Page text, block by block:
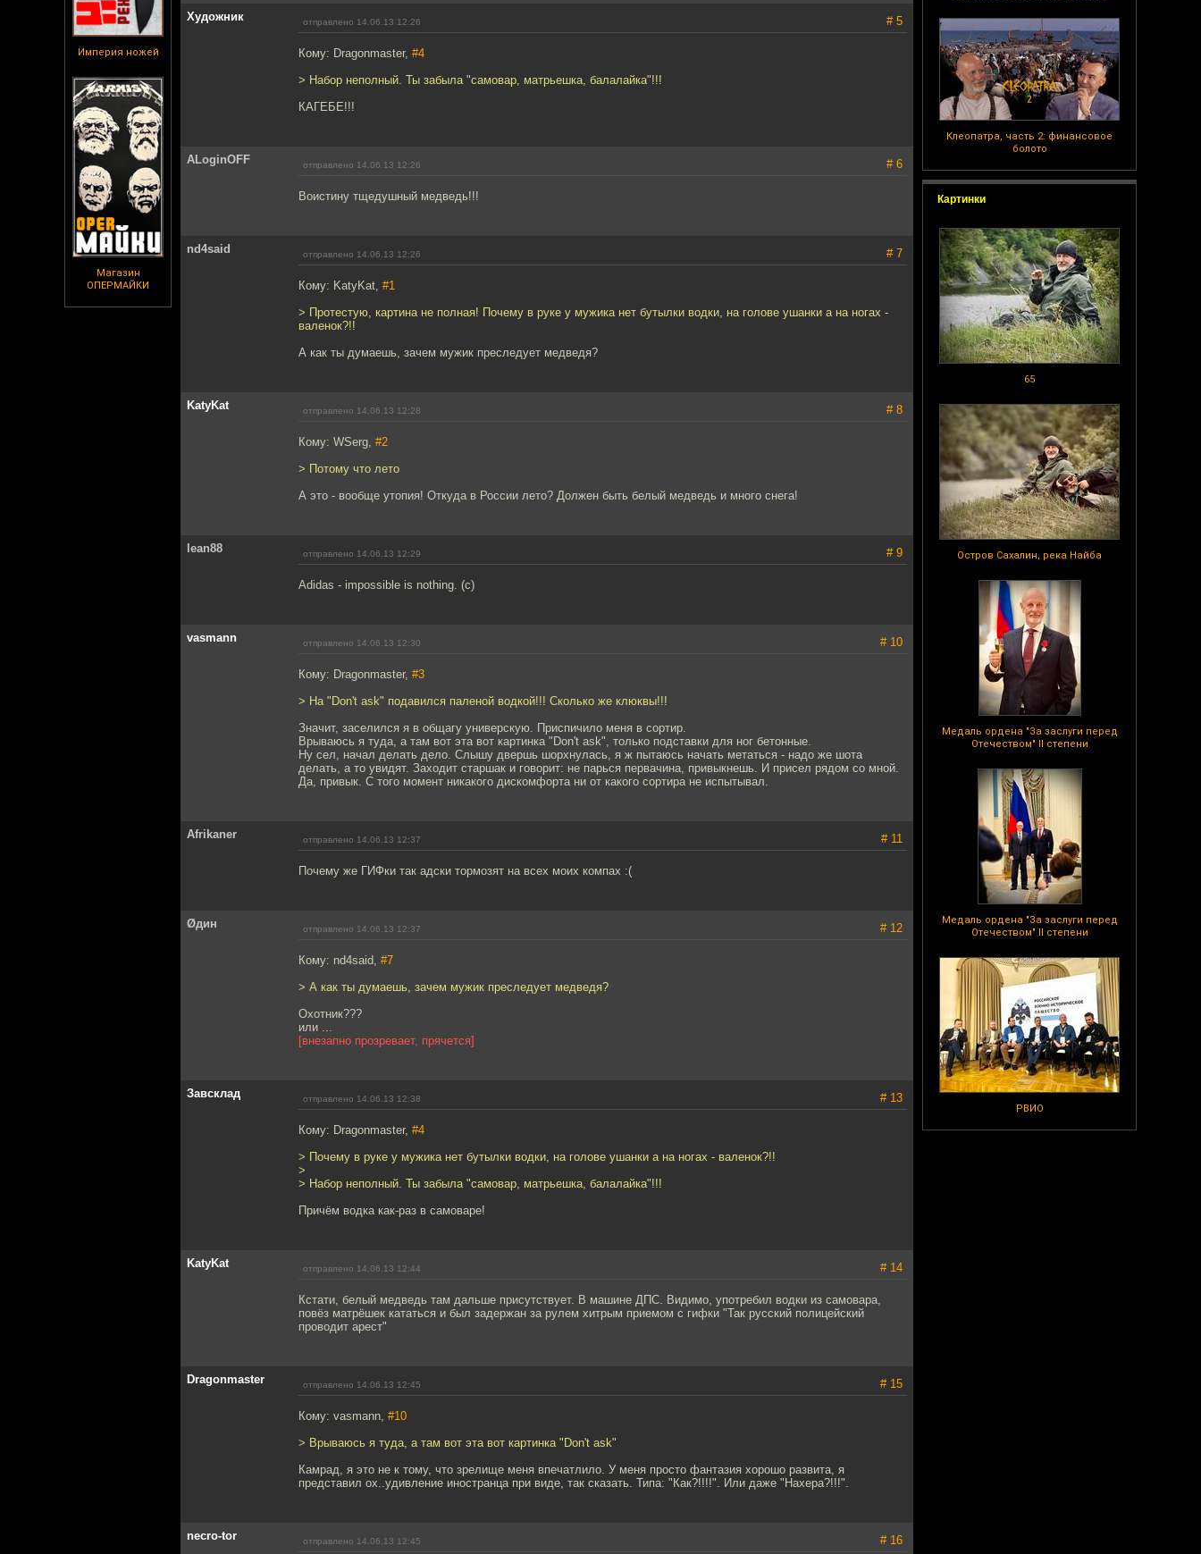
Империя ножей
Магазин
ОПЕРМАЙКИ
Клеопатра, часть 2: финансовое
болото
Картинки
65
Остров Сахалин, река Найба
Медаль ордена "За заслуги перед
Отечеством" II степени
Медаль ордена "За заслуги перед
Отечеством" II степени
РВИО
Художник отправлено 14.06.13 12:26 # 5
Кому: Dragonmaster, #4
> Набор неполный. Ты забыла "самовар, матрьешка, балалайка"!!!
КАГЕБЕ!!!
ALoginOFF отправлено 14.06.13 12:26 # 6
Воистину тщедушный медведь!!!
nd4said отправлено 14.06.13 12:26 # 7
Кому: KatyKat, #1
> Протестую, картина не полная! Почему в руке у мужика нет бутылки водки, на голове ушанки а на ногах -
валенок?!!
А как ты думаешь, зачем мужик преследует медведя?
KatyKat отправлено 14.06.13 12:28 # 8
Кому: WSerg, #2
> Потому что лето
А это - вообще утопия! Откуда в России лето? Должен быть белый медведь и много снега!
lean88 отправлено 14.06.13 12:29 # 9
Adidas - impossible is nothing. (с)
vasmann отправлено 14.06.13 12:30 # 10
Кому: Dragonmaster, #3
> На "Don't ask" подавился паленой водкой!!! Сколько же клюквы!!!
Значит, заселился я в общагу универскую. Приспичило меня в сортир.
Врываюсь я туда, а там вот эта вот картинка "Don't ask", только подставки для ног бетонные.
Ну сел, начал делать дело. Слышу двершь шорхнулась, я ж пытаюсь начать метаться - надо же шота
делать, а то увидят. Заходит старшак и говорит: не парься первачина, привыкнешь. И присел рядом со мной.
Да, привык. С того момент никакого дискомфорта ни от какого сортира не испытывал.
Afrikaner отправлено 14.06.13 12:37 # 11
Почему же ГИФки так адски тормозят на всех моих компах :(
Øдин отправлено 14.06.13 12:37 # 12
Кому: nd4said, #7
> А как ты думаешь, зачем мужик преследует медведя?
Охотник???
или ...
[внезапно прозревает, прячется]
Завсклад отправлено 14.06.13 12:38 # 13
Кому: Dragonmaster, #4
> Почему в руке у мужика нет бутылки водки, на голове ушанки а на ногах - валенок?!!
>
> Набор неполный. Ты забыла "самовар, матрьешка, балалайка"!!!
Причём водка как-раз в самоваре!
KatyKat отправлено 14.06.13 12:44 # 14
Кстати, белый медведь там дальше присутствует. В машине ДПС. Видимо, употребил водки из самовара,
повёз матрёшек кататься и был задержан за рулем хитрым приемом с гифки "Так русский полицейский
проводит арест"
Dragonmaster отправлено 14.06.13 12:45 # 15
Кому: vasmann, #10
> Врываюсь я туда, а там вот эта вот картинка "Don't ask"
Камрад, я это не к тому, что зрелище меня впечатлило. У меня просто фантазия хорошо развита, я
представил ох..удивление иностранца при виде, так сказать. Типа: "Как?!!!!". Или даже "Нахера?!!!".
necro-tor отправлено 14.06.13 12:45 # 16